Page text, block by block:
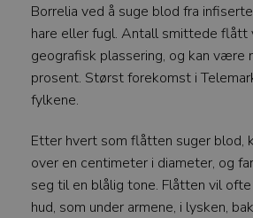
Borrelia ved å suge blod fra
hare eller fugl. Antall smittede flått
geografisk plassering, og kan
prosent. Størst forekomst i
fylkene.
Etter hvert som flåtten suger blod,
over en centimeter i diameter, og
seg til en blålig tone. Flåtten vil
hud, som under armene, i lysken,